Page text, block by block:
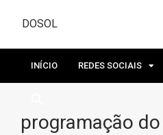
DOSOL
INÍCIO REDES SOCIAIS
programação